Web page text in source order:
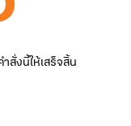
สั่งนี้ให้เสร็จสิ้น